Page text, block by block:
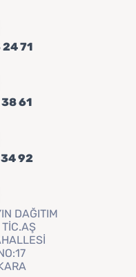
71
61
92
DAĞITIM